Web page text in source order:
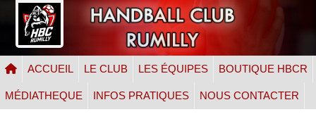
ACCUEIL LE CLUB LES ÉQUIPES BOUTIQUE HBCR
MÉDIATHEQUE INFOS PRATIQUES NOUS CONTACTER
Panneau de gestion des cookies